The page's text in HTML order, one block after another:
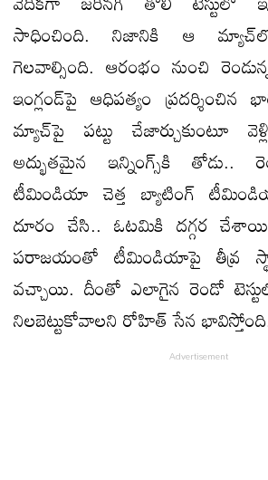
సాధించింది. నిజానికి ఆ
గెలవాల్సింది. ఆరంభం నుంచి
ఇంగ్లండ్‌పై ఆధిపత్యం
మ్యాచ్‌పై పట్టు చేజార్చుకుంటూ
అద్భుతమైన ఇన్నింగ్స్‌కి తోడు..
టీమిండియా చెత్త బ్యాటింగ్‌
దూరం చేసి.. ఓటమికి దగ్గర
పరాజయంతో టీమిండియాపై తీవ్ర
వచ్చాయి. దీంతో ఎలాగైన రెండో
నిలబెట్టుకోవాలని రోహిత్‌ సేన